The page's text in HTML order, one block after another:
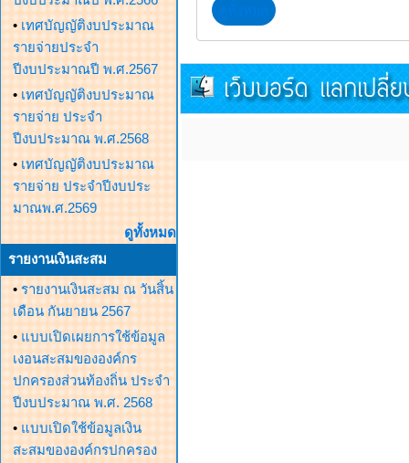
• เทศบัญญัติงบประมาณ
รายจ่ายประจำ
ปีงบประมาณปี พ.ศ.2567
• เทศบัญญัติงบประมาณ
รายจ่าย ประจำ
ปีงบประมาณ พ.ศ.2568
• เทศบัญญัติงบประมาณ
รายจ่าย ประจำปีงบประ
มาณพ.ศ.2569
ดูทั้งหมด
รายงานเงินสะสม
• รายงานเงินสะสม ณ วันสิ้น
เดือน กันยายน 2567
• แบบเปิดเผยการใช้ข้อมูล
เงอนสะสมขององค์กร
ปกครองส่วนท้องถิ่น ประจำ
ปีงบประมาณ พ.ศ. 2568
• แบบเปิดใช้ข้อมูลเงิน
สะสมขององค์กรปกครอง